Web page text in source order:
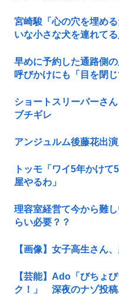
宮崎駿「心の穴を埋め
いな小さな犬を連れて
早めに予約した通路側
呼びかけにも「目を閉
ショートスリーパーさ
ブチギレ
アンジュルム後藤花出
トッモ「ワイ5年かけ
屋やるわ」
理容室経営て今から難
らい必要？？
【画像】女子高生さん
【芸能】Ado「びちょ
ク！」 深夜のナゾ投稿